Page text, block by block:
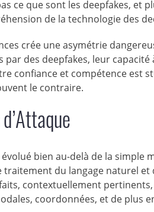
ce que sont les deepfakes, et
de la technologie des
crée une asymétrie
des deepfakes, leur
confiance et compétence est
le contraire.
bien au-delà de la simple
traitement du langage naturel
contextuellement
coordonnées, et de plus